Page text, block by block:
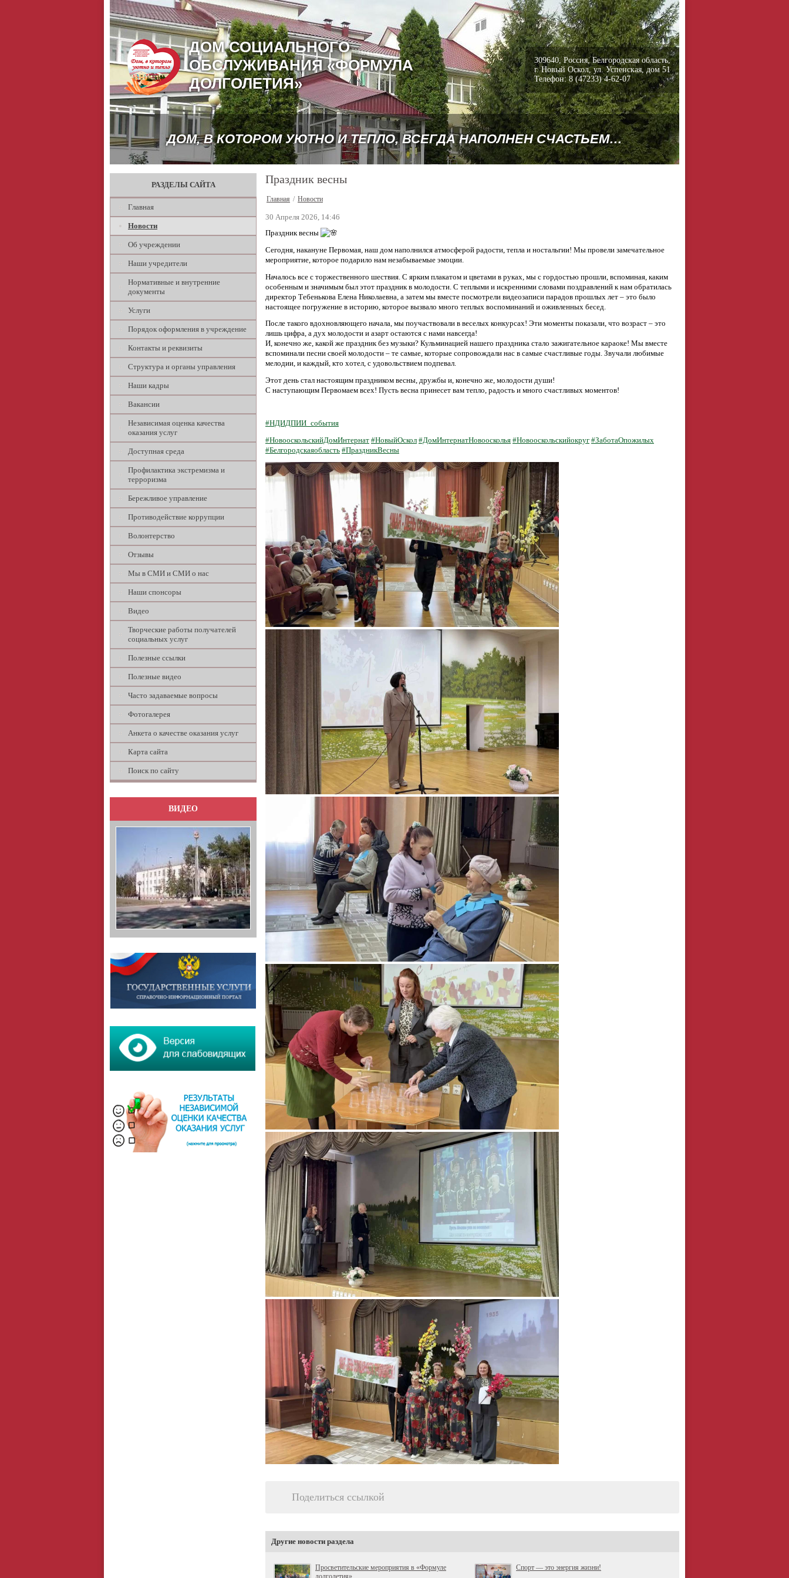
ДОМ СОЦИАЛЬНОГО
ОБСЛУЖИВАНИЯ «ФОРМУЛА
ДОЛГОЛЕТИЯ»
309640, Россия, Белгородская область,
г. Новый Оскол, ул. Успенская, дом 51
Телефон: 8 (47233) 4-62-07
ДОМ, В КОТОРОМ УЮТНО И ТЕПЛО, ВСЕГДА НАПОЛНЕН СЧАСТЬЕМ…
РАЗДЕЛЫ САЙТА
Главная
Новости
Об учреждении
Наши учредители
Нормативные и внутренние
документы
Услуги
Порядок оформления в учреждение
Контакты и реквизиты
Структура и органы управления
Наши кадры
Вакансии
Независимая оценка качества
оказания услуг
Доступная среда
Профилактика экстремизма и
терроризма
Бережливое управление
Противодействие коррупции
Волонтерство
Отзывы
Мы в СМИ и СМИ о нас
Наши спонсоры
Видео
Творческие работы получателей
социальных услуг
Полезные ссылки
Полезные видео
Часто задаваемые вопросы
Фотогалерея
Анкета о качестве оказания услуг
Карта сайта
Поиск по сайту
ВИДЕО
Праздник весны
Главная / Новости
30 Апреля 2026, 14:46
Праздник весны
Сегодня, накануне Первомая, наш дом наполнился атмосферой радости, тепла и ностальгии! Мы провели замечательное
мероприятие, которое подарило нам незабываемые эмоции.
Началось все с торжественного шествия. С ярким плакатом и цветами в руках, мы с гордостью прошли, вспоминая, каким
особенным и значимым был этот праздник в молодости. С теплыми и искренними словами поздравлений к нам обратилась
директор Тебенькова Елена Николаевна, а затем мы вместе посмотрели видеозаписи парадов прошлых лет – это было
настоящее погружение в историю, которое вызвало много теплых воспоминаний и оживленных бесед.
После такого вдохновляющего начала, мы поучаствовали в веселых конкурсах! Эти моменты показали, что возраст – это
лишь цифра, а дух молодости и азарт остаются с нами навсегда!
И, конечно же, какой же праздник без музыки? Кульминацией нашего праздника стало зажигательное караоке! Мы вместе
вспоминали песни своей молодости – те самые, которые сопровождали нас в самые счастливые годы. Звучали любимые
мелодии, и каждый, кто хотел, с удовольствием подпевал.
Этот день стал настоящим праздником весны, дружбы и, конечно же, молодости души!
С наступающим Первомаем всех! Пусть весна принесет вам тепло, радость и много счастливых моментов!
#НДИДПИИ_события
#НовооскольскийДомИнтернат #НовыйОскол #ДомИнтернатНовоосколья #Новооскольскийокруг #ЗаботаОпожилых
#Белгородскаяобласть #ПраздникВесны
Поделиться ссылкой
Другие новости раздела
Просветительские мероприятия в «Формуле
долголетия».
Спорт — это энергия жизни!